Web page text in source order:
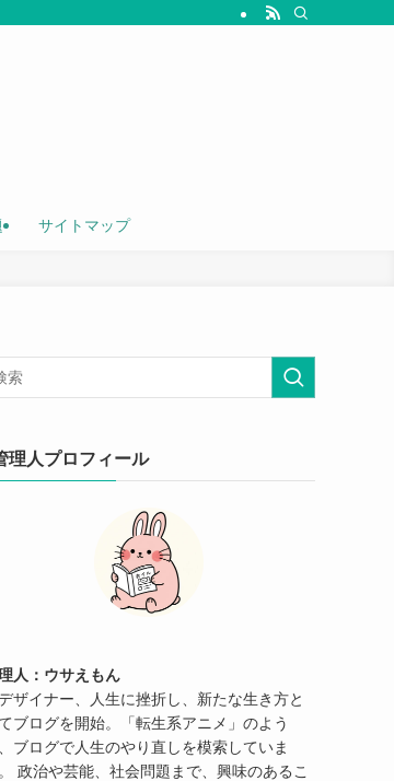
サイトマップ
理人プロフィール
人：ウサえもん
ザイナー、人生に挫折し、新たな生き方と
ブログを開始。「転生系アニメ」のよう
ブログで人生のやり直しを模索していま
政治や芸能、社会問題まで、興味のあるこ